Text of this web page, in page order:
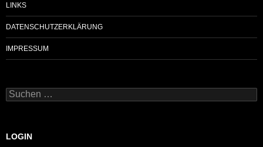
LINKS
DATENSCHUTZERKLÄRUNG
IMPRESSUM
Suchen
nach:
LOGIN